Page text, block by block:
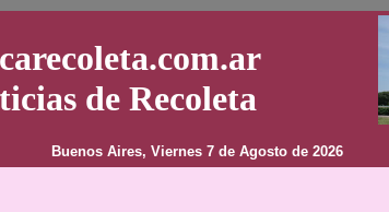
de Recoleta
Buenos Aires, Viernes 7 de Agosto de 2026